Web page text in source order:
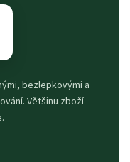
bezlepkovými a
Většinu zboží